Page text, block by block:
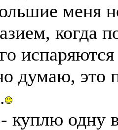
меня
когда
думаю, это
куплю одну